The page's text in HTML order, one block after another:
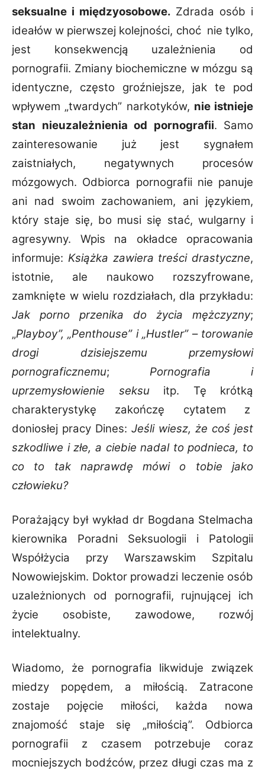
seksualne i międzyosobowe. Zdrada osób i
ideałów w pierwszej kolejności, choć nie tylko,
jest konsekwencją uzależnienia od
pornografii. Zmiany biochemiczne w mózgu są
identyczne, często groźniejsze, jak te pod
wpływem „twardych” narkotyków, nie istnieje
stan nieuzależnienia od pornografii. Samo
zainteresowanie już jest sygnałem
zaistniałych, negatywnych procesów
mózgowych. Odbiorca pornografii nie panuje
ani nad swoim zachowaniem, ani językiem,
który staje się, bo musi się stać, wulgarny i
agresywny. Wpis na okładce opracowania
informuje: Książka zawiera treści drastyczne,
istotnie, ale naukowo rozszyfrowane,
zamknięte w wielu rozdziałach, dla przykładu:
Jak porno przenika do życia mężczyzny;
„Playboy”, „Penthouse” i „Hustler” – torowanie
drogi dzisiejszemu przemysłowi
pornograficznemu; Pornografia i
uprzemysłowienie seksuitp. Tę krótką
charakterystykę zakończę cytatem z
doniosłej pracy Dines: Jeśli wiesz, że coś jest
szkodliwe i złe, a ciebie nadal to podnieca, to
co to tak naprawdę mówi o tobie jako
człowieku?
Porażający był wykład dr Bogdana Stelmacha
kierownika Poradni Seksuologii i Patologii
Współżycia przy Warszawskim Szpitalu
Nowowiejskim. Doktor prowadzi leczenie osób
uzależnionych od pornografii, rujnującej ich
życie osobiste, zawodowe, rozwój
intelektualny.
Wiadomo, że pornografia likwiduje związek
miedzy popędem, a miłością. Zatracone
zostaje pojęcie miłości, każda nowa
znajomość staje się „miłością”. Odbiorca
pornografii z czasem potrzebuje coraz
mocniejszych bodźców, przez długi czas ma z